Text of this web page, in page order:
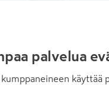
valkoinen/ruskea
palvelua
käyttää